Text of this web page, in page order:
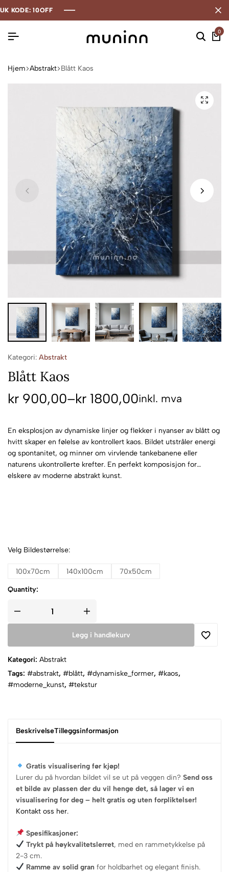
10OFF
10OFF
10OFF
0
Hjem Abstrakt Blått Kaos
Kategori: Abstrakt
Blått Kaos
kr 900,00–kr 1800,00inkl. mva
En eksplosjon av dynamiske linjer og flekker i nyanser av blått og
hvitt skaper en følelse av kontrollert kaos. Bildet utstråler energi
og spontanitet, og minner om virvlende tankebanene eller
naturens ukontrollerte krefter. En perfekt komposisjon for
elskere av moderne abstrakt kunst.
Velg Bildestørrelse:
100x70cm 140x100cm 70x50cm
Quantity:
Legg i handlekurv
Kategori: Abstrakt
Tags: #abstrakt, #blått, #dynamiske_former, #kaos,
#moderne_kunst, #tekstur
BeskrivelseTilleggsinformasjon
Gratis visualisering før kjøp!
Lurer du på hvordan bildet vil se ut på veggen din? Send oss
et bilde av plassen der du vil henge det, så lager vi en
visualisering for deg – helt gratis og uten forpliktelser!
Kontakt oss her.
Spesifikasjoner:
Trykt på høykvalitetslerret, med en rammetykkelse på
2-3 cm.
Ramme av solid gran for holdbarhet og elegant finish.